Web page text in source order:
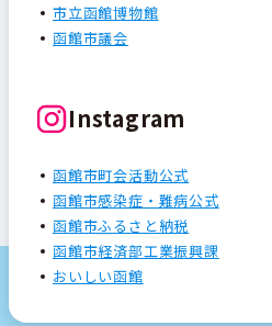
市立函館博物館
函館市議会
Instagram
函館市町会活動公式
函館市感染症・難病公式
函館市ふるさと納税
函館市経済部工業振興課
おいしい函館